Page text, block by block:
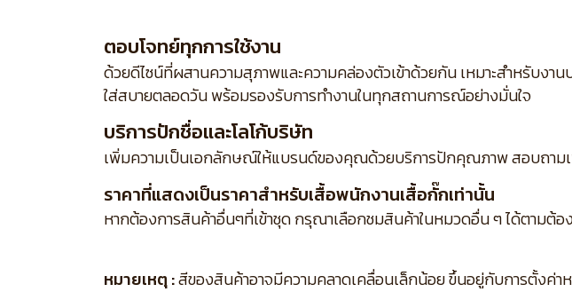
ตอบโจทย์ทุกการใช้งาน
ด้วยดีไซน์ที่ผสานความสุภาพและความคล่องตัวเข้าด้วยกัน เหมาะสำหรับง
ใส่สบายตลอดวัน พร้อมรองรับการทำงานในทุกสถานการณ์อย่างมั่นใจ
บริการปักชื่อและโลโก้บริษัท
เพิ่มความเป็นเอกลักษณ์ให้แบรนด์ของคุณด้วยบริการปักคุณภาพ สอบถามเ
ราคาที่แสดงเป็นราคาสำหรับเสื้อพนักงานเสื้อกั๊กเท่านั้น
หากต้องการสินค้าอื่นๆที่เข้าชุด กรุณาเลือกชมสินค้าในหมวดอื่น ๆ ได้ตามต้อ
หมายเหตุ :สีของสินค้าอาจมีความคลาดเคลื่อนเล็กน้อย ขึ้นอยู่กับการตั้งค่า